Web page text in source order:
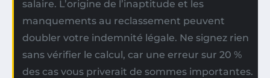
salaire. L’origine de l’inaptitude et les
manquements au reclassement peuvent
doubler votre indemnité légale. Ne signez rien
sans vérifier le calcul, car une erreur sur 20 %
des cas vous priverait de sommes importantes.